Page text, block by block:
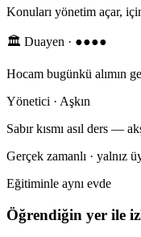
Konuları yönetim açar,
🏛️ Duayen · ●●●●
Hocam bugünkü alımın
Yönetici · Aşkın
Sabır kısmı asıl ders —
Gerçek zamanlı · yalnız
Eğitiminle aynı evde
Öğrendiğin yer ile